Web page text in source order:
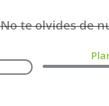
No te olvides de